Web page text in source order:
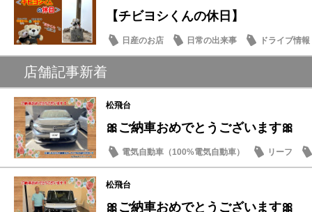
【チビヨシくんの休日】
日産のお店 日常の出来事 ドライブ情報
店舗記事新着
松飛台
🎀ご納車おめでとうございます🎀
電気自動車（100%電気自動車） リーフ
松飛台
🎀ご納車おめでとうございます🎀